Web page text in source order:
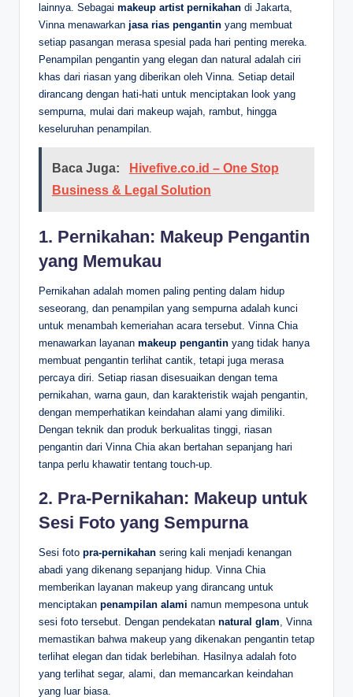
lainnya. Sebagai makeup artist pernikahan di Jakarta,
Vinna menawarkan jasa rias pengantin yang membuat
setiap pasangan merasa spesial pada hari penting mereka.
Penampilan pengantin yang elegan dan natural adalah ciri
khas dari riasan yang diberikan oleh Vinna. Setiap detail
dirancang dengan hati-hati untuk menciptakan look yang
sempurna, mulai dari makeup wajah, rambut, hingga
keseluruhan penampilan.
Baca Juga:
Hivefive.co.id – One Stop
Business & Legal Solution
1. Pernikahan: Makeup Pengantin
yang Memukau
Pernikahan adalah momen paling penting dalam hidup
seseorang, dan penampilan yang sempurna adalah kunci
untuk menambah kemeriahan acara tersebut. Vinna Chia
menawarkan layanan makeup pengantin yang tidak hanya
membuat pengantin terlihat cantik, tetapi juga merasa
percaya diri. Setiap riasan disesuaikan dengan tema
pernikahan, warna gaun, dan karakteristik wajah pengantin,
dengan memperhatikan keindahan alami yang dimiliki.
Dengan teknik dan produk berkualitas tinggi, riasan
pengantin dari Vinna Chia akan bertahan sepanjang hari
tanpa perlu khawatir tentang touch-up.
2. Pra-Pernikahan: Makeup untuk
Sesi Foto yang Sempurna
Sesi foto pra-pernikahan sering kali menjadi kenangan
abadi yang dikenang sepanjang hidup. Vinna Chia
memberikan layanan makeup yang dirancang untuk
menciptakan penampilan alami namun mempesona untuk
sesi foto tersebut. Dengan pendekatan natural glam , Vinna
memastikan bahwa makeup yang dikenakan pengantin tetap
terlihat elegan dan tidak berlebihan. Hasilnya adalah foto
yang terlihat segar, alami, dan memancarkan keindahan
yang luar biasa.